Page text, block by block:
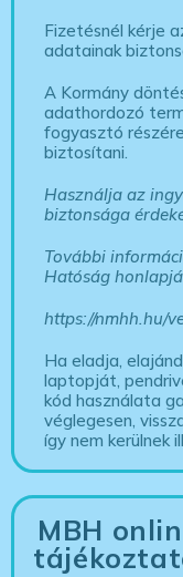
Fizetésnél kérje
adatainak
A Kormány
adathordozó
fogyasztó
biztosítani.
Használja az
biztonsága
További
Hatóság
https://nmhh.hu/
Ha eladja,
laptopját,
kód használata
véglegesen,
így nem kerülnek
MBH